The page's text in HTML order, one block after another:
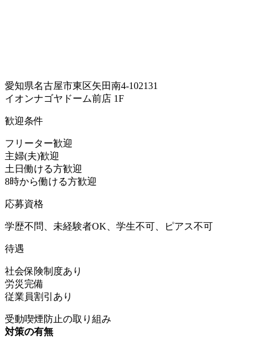
愛知県名古屋市東区矢田南4-102131
イオンナゴヤドーム前店 1F
歓迎条件
フリーター歓迎
主婦(夫)歓迎
土日働ける方歓迎
8時から働ける方歓迎
応募資格
学歴不問、未経験者OK、学生不可、ピアス不可
待遇
社会保険制度あり
労災完備
従業員割引あり
受動喫煙防止の取り組み
対策の有無